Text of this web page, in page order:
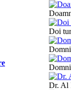
Doi
Dr. Al